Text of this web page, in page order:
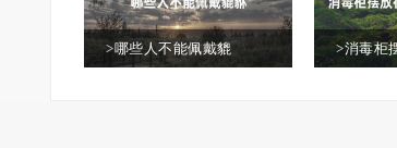
>哪些人不能佩戴貔 >消毒柜